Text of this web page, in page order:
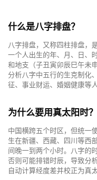
什么是八字排盘？
八字排盘，又称四柱排盘，
一个人出生的年、月、日、
和地支（子丑寅卯辰巳午未
分析八字中五行的生克制化
征、事业财运、婚姻健康等
为什么要用真太阳时？
中国横跨五个时区，但统一
生在新疆、西藏、四川等西
间晚一到两个小时。八字的
否则可能排错时辰，导致分
自动计算经度差并校正为真